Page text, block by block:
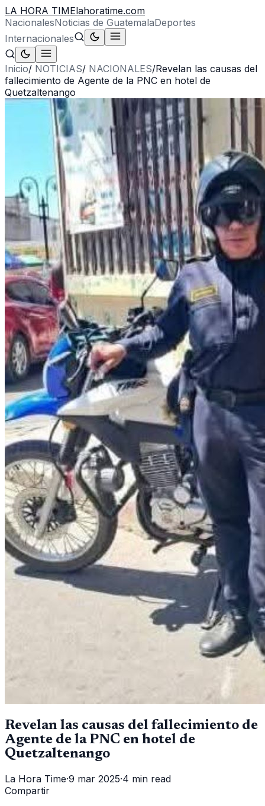
LA HORA TIMElahoratime.com
NacionalesNoticias de GuatemalaDeportes
Internacionales
Inicio/ NOTICIAS/ NACIONALES/Revelan las causas del
fallecimiento de Agente de la PNC en hotel de
Quetzaltenango
Revelan las causas del fallecimiento de
Agente de la PNC en hotel de
Quetzaltenango
La Hora Time·9 mar 2025·4 min read
Compartir